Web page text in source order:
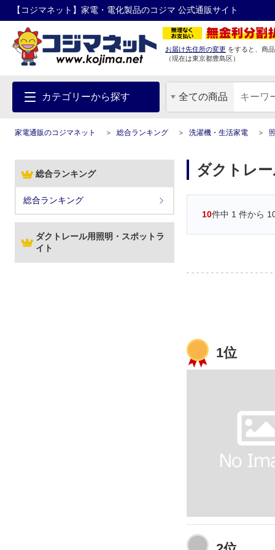
【コジマネット】家電・電化製品のコジマ 公式通販サイト
お届け先住所の変更 をすると、商
（現在は東京都豊島区）
カテゴリーから探す 全ての商品
家電通販のコジマネット 総合ランキング 洗濯機・生活家電
総合ランキング
総合ランキング
ダクトレール用照明・スポットラ
イト
ダクトレ
10件中 1 件から
1位